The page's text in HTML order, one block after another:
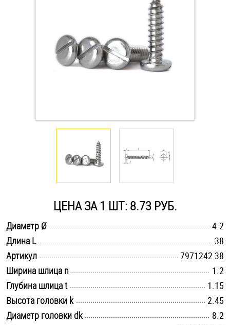
Крюки, кольца с метрической резьбой
Крюки, кольца с шурупной резьбой
Саморезы и шурупы
Такелаж
Хомуты
Шайбы
Шпильки
ЦЕНА ЗА 1 ШТ: 8.73 РУБ.
Диаметр Ø
4.2
Длина L
38
Артикул
7971242 38
Ширина шлица n
1.2
Глубина шлица t
1.15
Высота головки k
2.45
Диаметр головки dk
8.2